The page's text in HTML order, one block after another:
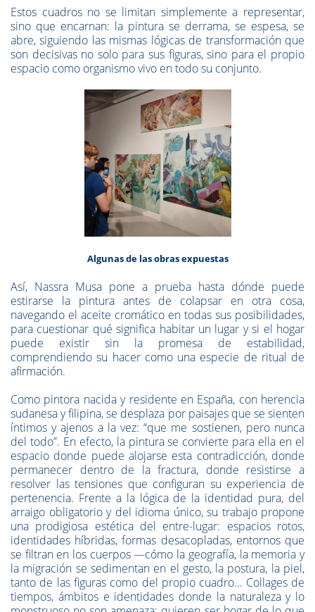
Estos cuadros no se limitan simplemente a representar,
sino que encarnan: la pintura se derrama, se espesa, se
abre, siguiendo las mismas lógicas de transformación que
son decisivas no solo para sus figuras, sino para el propio
espacio como organismo vivo en todo su conjunto.
Algunas de las obras expuestas
Así, Nassra Musa pone a prueba hasta dónde puede
estirarse la pintura antes de colapsar en otra cosa,
navegando el aceite cromático en todas sus posibilidades,
para cuestionar qué significa habitar un lugar y si el hogar
puede existir sin la promesa de estabilidad,
comprendiendo su hacer como una especie de ritual de
afirmación.
Como pintora nacida y residente en España, con herencia
sudanesa y filipina, se desplaza por paisajes que se sienten
íntimos y ajenos a la vez: “que me sostienen, pero nunca
del todo”. En efecto, la pintura se convierte para ella en el
espacio donde puede alojarse esta contradicción, donde
permanecer dentro de la fractura, donde resistirse a
resolver las tensiones que configuran su experiencia de
pertenencia. Frente a la lógica de la identidad pura, del
arraigo obligatorio y del idioma único, su trabajo propone
una prodigiosa estética del entre-lugar: espacios rotos,
identidades híbridas, formas desacopladas, entornos que
se filtran en los cuerpos —cómo la geografía, la memoria y
la migración se sedimentan en el gesto, la postura, la piel,
tanto de las figuras como del propio cuadro… Collages de
tiempos, ámbitos e identidades donde la naturaleza y lo